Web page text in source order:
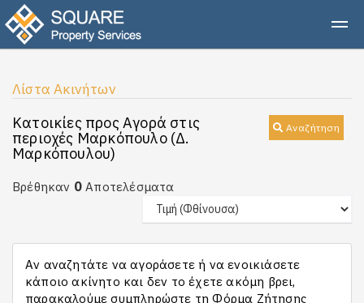
Λίστα Ακινήτων
Αναζήτηση
Κατοικίες προς Αγορά στις
περιοχές Μαρκόπουλο (Δ.
Μαρκόπουλου)
Βρέθηκαν 0 Αποτελέσματα
Αν αναζητάτε να αγοράσετε ή να ενοικιάσετε
κάποιο ακίνητο και δεν το έχετε ακόμη βρει,
παρακαλούμε συμπληρώστε τη Φόρμα Ζήτησης